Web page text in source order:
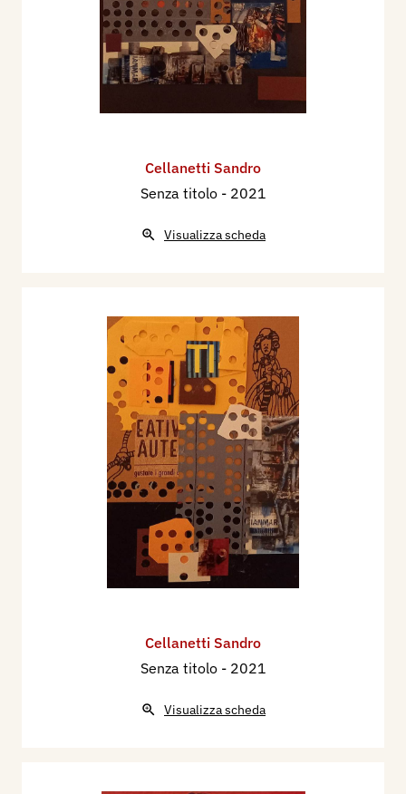
Cellanetti Sandro
Senza titolo - 2021
Visualizza scheda
Cellanetti Sandro
Senza titolo - 2021
Visualizza scheda